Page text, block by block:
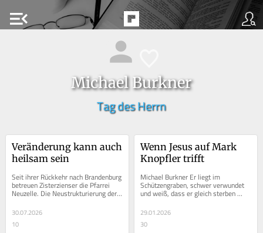
menu_open
Michael Burkner
Tag des Herrn
Veränderung kann auch
heilsam sein
Seit ihrer Rückkehr nach Brandenburg
betreuen Zisterzienser die Pfarrei
Neuzelle. Die Neustrukturierung der
Gläubigen im...
30.07.2026
10
Wenn Jesus auf Mark
Knopfler trifft
Michael Burkner Er liegt im
Schützengraben, schwer verwundet
und weiß, dass er gleich sterben
wird. Noch einmal reckt er den Blick
in den...
29.01.2026
30